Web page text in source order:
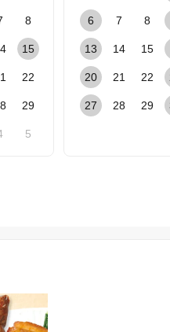
8
15
22
29
5
6 7 8
13 14 15
20 21 22
27 28 29